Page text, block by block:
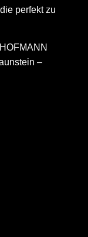
perfekt zu
–